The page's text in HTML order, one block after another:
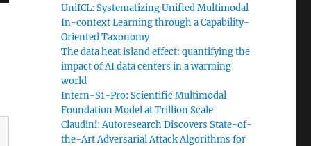
UniICL: Systematizing Unified Multimodal
In-context Learning through a Capability-
Oriented Taxonomy
The data heat island effect: quantifying the
impact of AI data centers in a warming
world
Intern-S1-Pro: Scientific Multimodal
Foundation Model at Trillion Scale
Claudini: Autoresearch Discovers State-of-
the-Art Adversarial Attack Algorithms for